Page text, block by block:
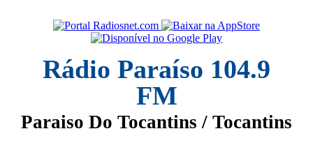
Rádio Paraíso 104.9
FM
Paraiso Do Tocantins / Tocantins